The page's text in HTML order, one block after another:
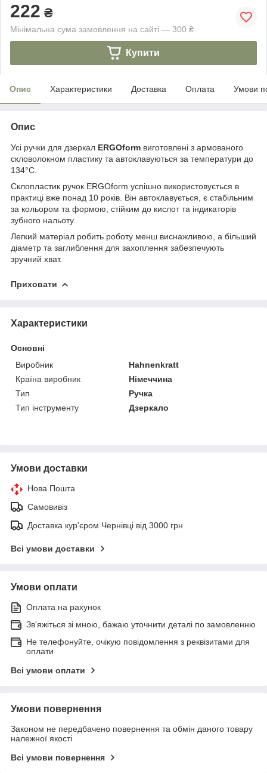
222 ₴
Мінімальна сума замовлення на сайті — 300 ₴
Купити
Опис Характеристики Доставка Оплата Умови
Опис
Усі ручки для дзеркал ERGOform виготовлені з армованого
скловолокном пластику та автоклавуються за температури до
134°C.
Склопластик ручок ERGOform успішно використовується в
практиці вже понад 10 років. Він автоклавується, є стабільним
за кольором та формою, стійким до кислот та індикаторів
зубного нальоту.
Легкий матеріал робить роботу менш виснажливою, а більший
діаметр та заглиблення для захоплення забезпечують
зручний хват.
Приховати
Характеристики
Основні
Виробник
Hahnenkratt
Країна виробник
Німеччина
Тип
Ручка
Тип інструменту
Дзеркало
Умови доставки
Нова Пошта
Самовивіз
Доставка кур'єром Чернівці від 3000 грн
Всі умови доставки
Умови оплати
Оплата на рахунок
Зв'яжіться зі мною, бажаю уточнити деталі по замовленню
Не телефонуйте, очікую повідомлення з реквізитами для
оплати
Всі умови оплати
Умови повернення
Законом не передбачено повернення та обмін даного товару
належної якості
Всі умови повернення